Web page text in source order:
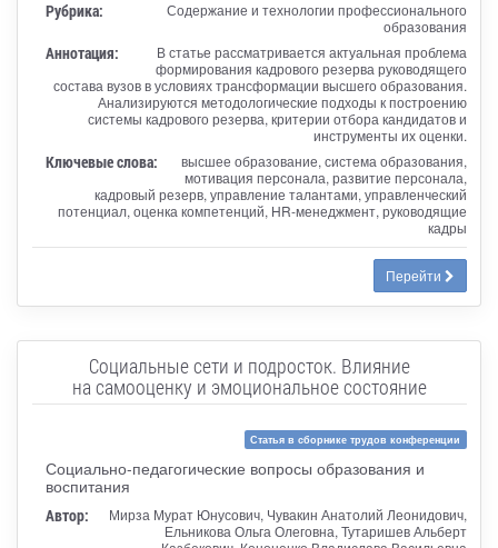
Рубрика:
Содержание и технологии профессионального
образования
Аннотация:
В статье рассматривается актуальная проблема
формирования кадрового резерва руководящего
состава вузов в условиях трансформации высшего образования.
Анализируются методологические подходы к построению
системы кадрового резерва, критерии отбора кандидатов и
инструменты их оценки.
Ключевые слова:
высшее образование, система образования,
мотивация персонала, развитие персонала,
кадровый резерв, управление талантами, управленческий
потенциал, оценка компетенций, HR-менеджмент, руководящие
кадры
Перейти
Социальные сети и подросток. Влияние
на самооценку и эмоциональное состояние
Статья в сборнике трудов конференции
Социально-педагогические вопросы образования и
воспитания
Автор:
Мирза Мурат Юнусович, Чувакин Анатолий Леонидович,
Ельникова Ольга Олеговна, Тутаришев Альберт